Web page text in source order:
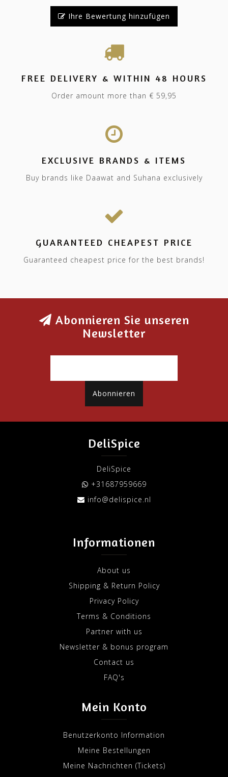
Ihre Bewertung hinzufügen
FREE DELIVERY & WITHIN 48 HOURS
Order amount more than € 59,95
EXCLUSIVE BRANDS & ITEMS
Buy brands like Daawat and Suhana exclusively
GUARANTEED CHEAPEST PRICE
Guaranteed cheapest price for the best brands!
Abonnieren Sie unseren
Newsletter
Abonnieren
DeliSpice
DeliSpice
+31687959669
info@delispice.nl
Informationen
About us
Shipping & Return Policy
Privacy Policy
Terms & Conditions
Partner with us
Newsletter & bonus program
Contact us
FAQ's
Mein Konto
Benutzerkonto Information
Meine Bestellungen
Meine Nachrichten (Tickets)